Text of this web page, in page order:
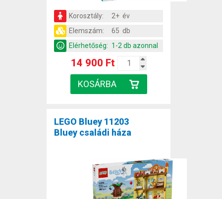
Korosztály:
2+ év
Elemszám:
65 db
Elérhetőség: 1-2 db azonnal
14 900 Ft
LEGO Bluey 11203
Bluey családi háza